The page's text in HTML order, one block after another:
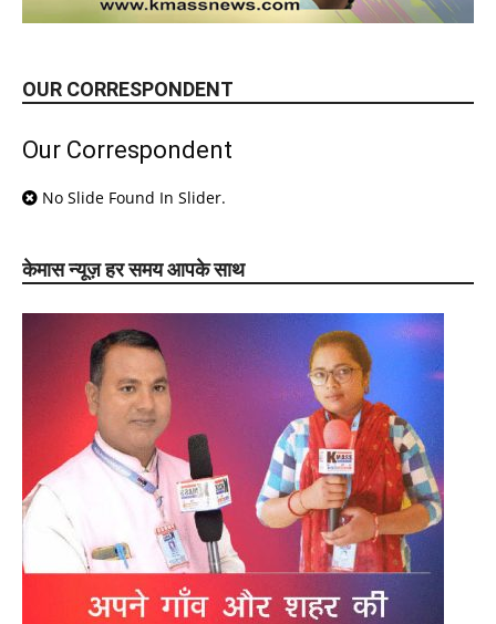
OUR CORRESPONDENT
Our Correspondent
No Slide Found In Slider.
केमास न्यूज़ हर समय आपके साथ